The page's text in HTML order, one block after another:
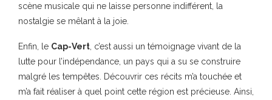
scène musicale qui ne laisse personne indifférent, la
nostalgie se mêlant à la joie.
Enfin, le Cap-Vert, c’est aussi un témoignage vivant de la
lutte pour l’indépendance, un pays qui a su se construire
malgré les tempêtes. Découvrir ces récits m’a touchée et
m’a fait réaliser à quel point cette région est précieuse. Ainsi,